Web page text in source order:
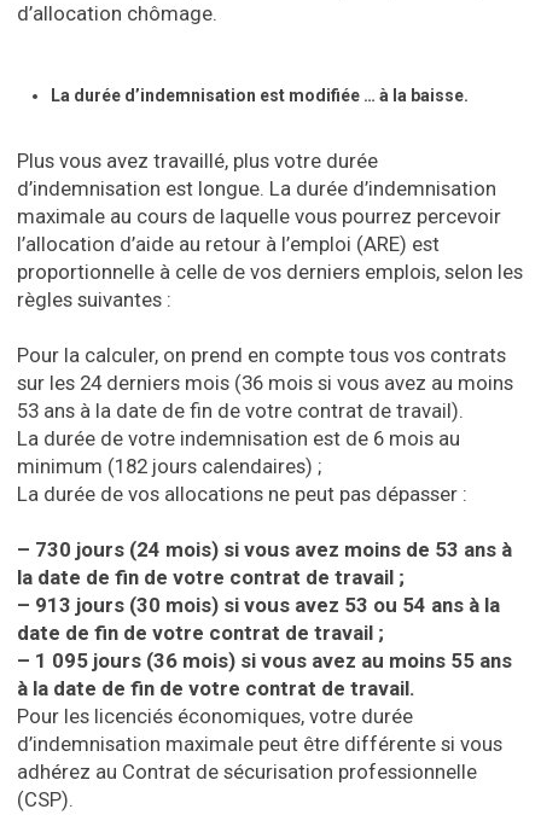
d’allocation chômage.
La durée d’indemnisation est modifiée … à la baisse.
Plus vous avez travaillé, plus votre durée
d’indemnisation est longue. La durée d’indemnisation
maximale au cours de laquelle vous pourrez percevoir
l’allocation d’aide au retour à l’emploi (ARE) est
proportionnelle à celle de vos derniers emplois, selon les
règles suivantes :
Pour la calculer, on prend en compte tous vos contrats
sur les 24 derniers mois (36 mois si vous avez au moins
53 ans à la date de fin de votre contrat de travail).
La durée de votre indemnisation est de 6 mois au
minimum (182 jours calendaires) ;
La durée de vos allocations ne peut pas dépasser :
– 730 jours (24 mois) si vous avez moins de 53 ans à
la date de fin de votre contrat de travail ;
– 913 jours (30 mois) si vous avez 53 ou 54 ans à la
date de fin de votre contrat de travail ;
– 1 095 jours (36 mois) si vous avez au moins 55 ans
à la date de fin de votre contrat de travail.
Pour les licenciés économiques, votre durée
d’indemnisation maximale peut être différente si vous
adhérez au Contrat de sécurisation professionnelle
(CSP).